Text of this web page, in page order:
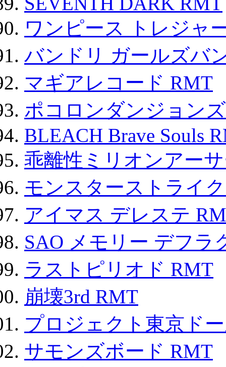
ワンピース トレジャ
バンドリ ガールズバ
マギアレコード RMT
ポコロンダンジョン
BLEACH Brave Souls
乖離性ミリオンアー
モンスターストライ
アイマス デレステ
SAO メモリー デフラ
ラストピリオド RMT
崩壊3rd RMT
プロジェクト東京ド
サモンズボード RMT